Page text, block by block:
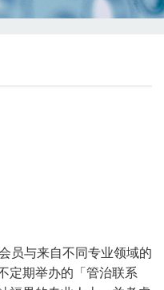
员与来自不同专业领域的
定期举办的「管治联系